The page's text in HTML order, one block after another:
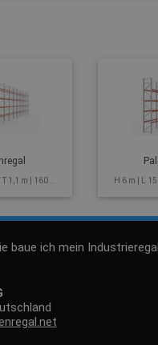
1,1 m | 160... H 6 m | L 15
baue ich mein